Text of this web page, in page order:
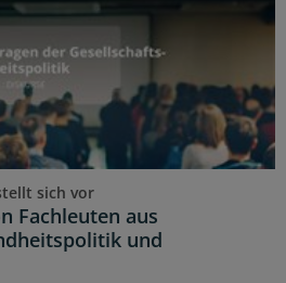
sich vor
Fachleuten aus
und